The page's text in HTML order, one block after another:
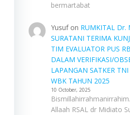
bermartabat
Yusufon RUMKITAL Dr.
SURATANI TERIMA
TIM EVALUATOR PUS
DALAM VERIFIKASI/
LAPANGAN SATKER TNI
WBK TAHUN 2025
10 October, 2025
Allaah RSAL dr Midiato